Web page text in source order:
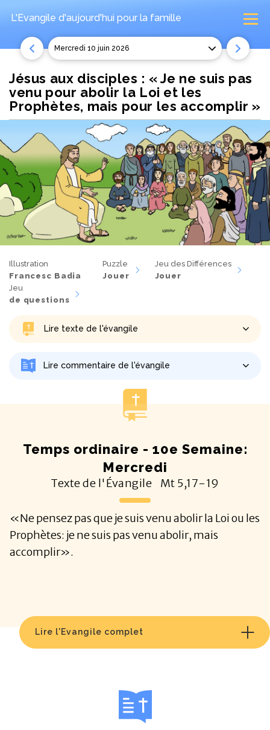
L'Evangile d'aujourd'hui pour la famille
mercredi 10 juin 2026
Jésus aux disciples : « Je ne suis pas
venu pour abolir la Loi et les
Prophètes, mais pour les accomplir »
Illustration
Francesc Badia
Puzzle
Jouer
Jeu des Différences
Jouer
Jeu
de questions
Lire texte de l'évangile
Lire commentaire de l'évangile
Temps ordinaire - 10e Semaine:
Mercredi
Texte de l'Évangile Mt 5,17-19
«Ne pensez pas que je suis venu abolir la Loi ou les
Prophètes: je ne suis pas venu abolir, mais
accomplir».
Lire l'Evangile complet